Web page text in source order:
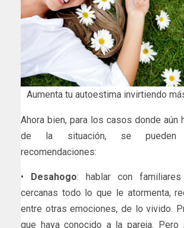
Aumenta tu autoestima invirtiendo
Ahora bien, para los casos donde aún
de la situación, se pueden
recomendaciones:
• Desahogo: hablar con
cercanas todo lo que le atormenta,
entre otras emociones, de lo vivido.
que haya conocido a la pareja.